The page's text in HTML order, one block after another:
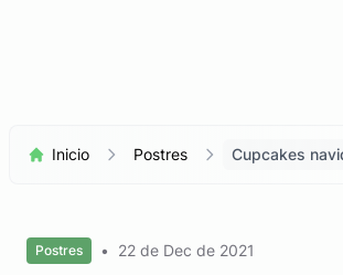
Inicio Postres Cupcakes
Postres • 22 de Dec de 2021